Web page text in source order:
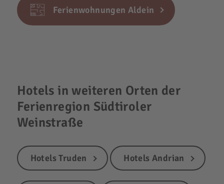
Ferienwohnungen Aldein
Hotels in weiteren Orten der
Ferienregion Südtiroler
Weinstraße
Hotels Truden Hotels Andrian